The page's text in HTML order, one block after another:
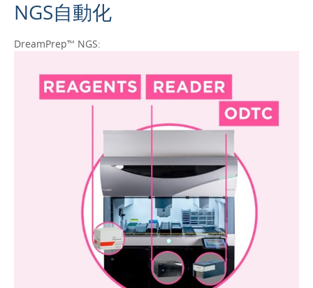
NGS自動化
DreamPrep™ NGS: